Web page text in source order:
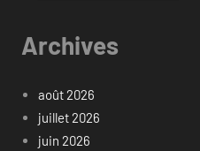
Archives
août 2026
juillet 2026
juin 2026